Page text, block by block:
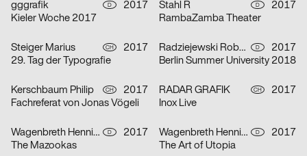
gggrafik D
2017
Kieler Woche 2017
Stahl R D
2017
RambaZamba Theater
Steiger Marius CH
2017
29. Tag der Typografie
Radziejewski Robert D
2017
Berlin Summer University 2018
Kerschbaum Philip CH
2017
Fachreferat von Jonas Vögeli
RADAR GRAFIK CH
2017
Inox Live
Wagenbreth Henning D
2017
The Mazookas
Wagenbreth Henning D
2017
The Art of Utopia